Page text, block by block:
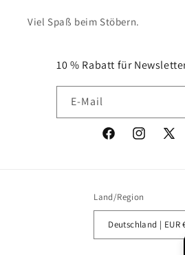
Viel Spaß beim Stöbern.
10 % Rabatt für
E-Mail
FacebookInstagram
X
Land/Region